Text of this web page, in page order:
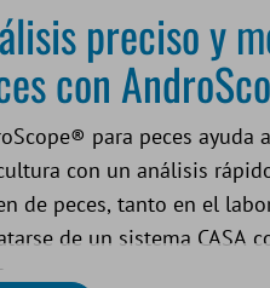
preciso y
con
para peces ayuda
con un análisis
de peces, tanto en el
de un sistema CASA